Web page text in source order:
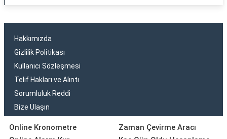
Hakkımızda
Gizlilik Politikası
Kullanıcı Sözleşmesi
Telif Hakları ve Alıntı
Sorumluluk Reddi
Bize Ulaşın
Online Kronometre
Zaman Çevirme Aracı